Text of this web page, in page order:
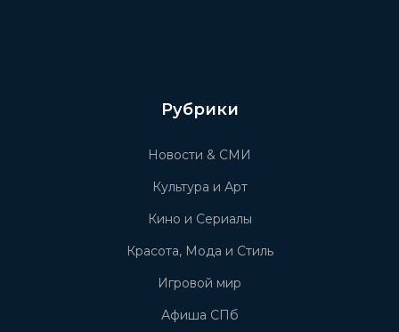
Рубрики
Новости & СМИ
Культура и Арт
Кино и Сериалы
Красота, Мода и Стиль
Игровой мир
Афиша СПб